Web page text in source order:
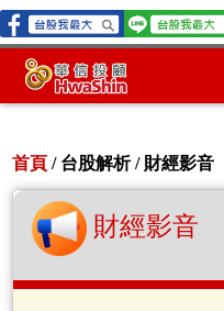
首頁 / 台股解析 / 財經影音
財經影音